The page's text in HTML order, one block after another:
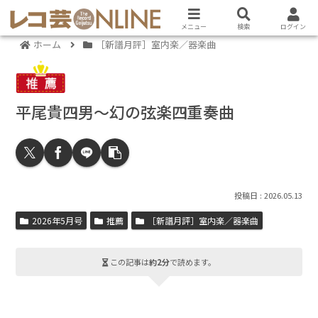
ホーム ［新譜月評］室内楽／器楽曲
平尾貴四男～幻の弦楽四重奏曲
2026.05.13
2026年5月号 推薦 ［新譜月評］室内楽／器楽曲
この記事は約2分で読めます。
メニュー 検索 ログイン